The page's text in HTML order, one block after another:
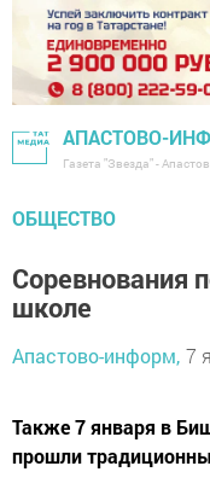
АПАСТОВО-
Газета "Звезда" -
ОБЩЕСТВО
Соревнования
школе
Апастово-информ, 7
Также 7 января в
прошли